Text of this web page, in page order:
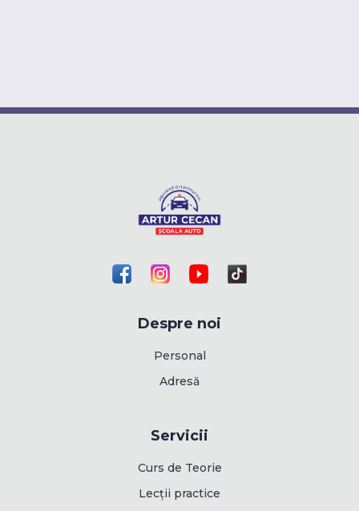
Despre noi
Personal
Adresă
Servicii
Curs de Teorie
Lecții practice